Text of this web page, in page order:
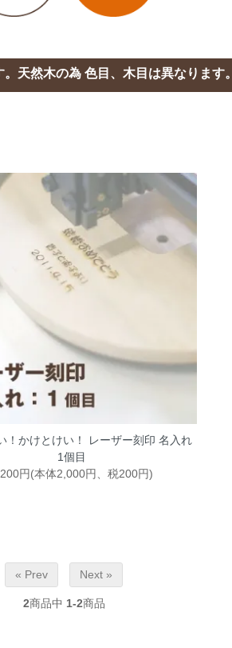
天然木の為 色目、木目は異なります。
！かけとけい！ レーザー刻印 名入れ
1個目
円(本体2,000円、税200円)
« Prev Next »
2商品中 1-2商品